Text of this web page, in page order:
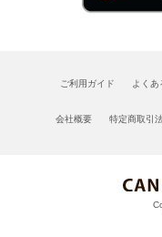
ご利用ガイド よくあ
会社概要 特定商取引